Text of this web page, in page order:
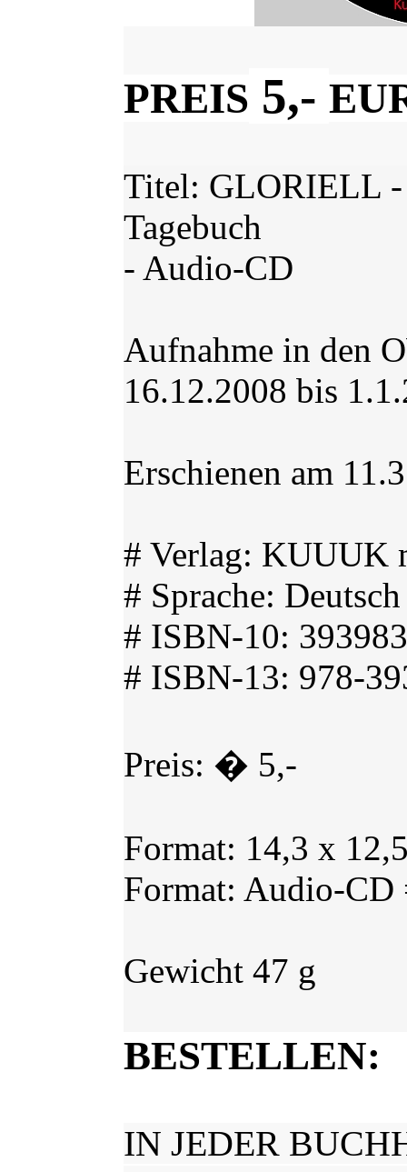
PREIS 5,-
Titel: GLORIELL
Tagebuch
- Audio-CD
Aufnahme in den
16.12.2008 bis
Erschienen am
# Verlag: KUUUK
# Sprache:
# ISBN-10:
# ISBN-13: 978-
Preis: � 5,-
Format: 14,3 x
Format: Audio-CD
Gewicht 47 g
BESTELLEN:
IN JEDER